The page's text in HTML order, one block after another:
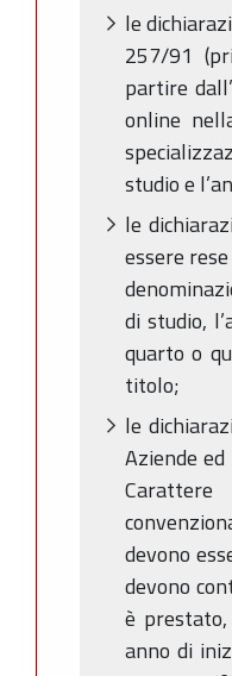
le
257/91
partire
online
studio e
le
essere
di studio,
quarto o
titolo;
le
Aziende
devono
devono
è
anno di